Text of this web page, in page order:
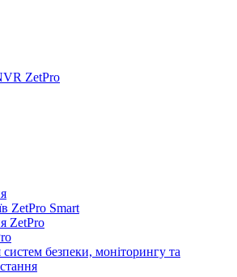
ZetPro
ZetPro Smart
ZetPro
систем безпеки, моніторингу та